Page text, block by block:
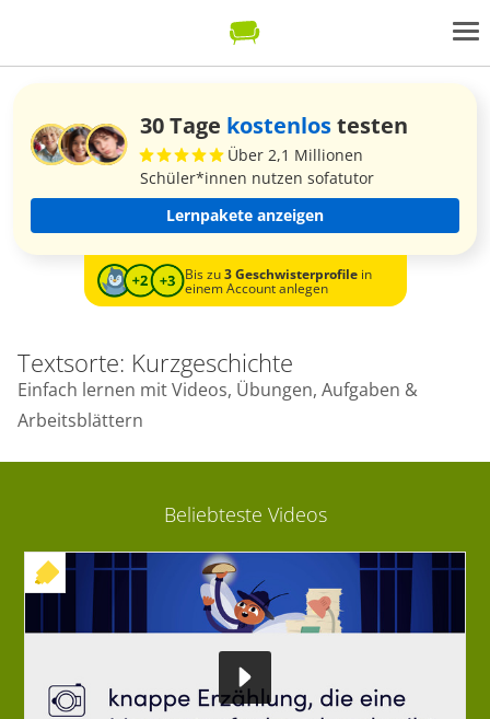
30 Tage kostenlostesten
Über 2,1 Millionen
Schüler*innen nutzen sofatutor
Lernpakete anzeigen
Bis zu3 Geschwisterprofilein
einem Account anlegen
Textsorte: Kurzgeschichte
Einfach lernen mit Videos, Übungen, Aufgaben &
Arbeitsblättern
Beliebteste Videos
+ INTERAKTIVE ÜBUNG